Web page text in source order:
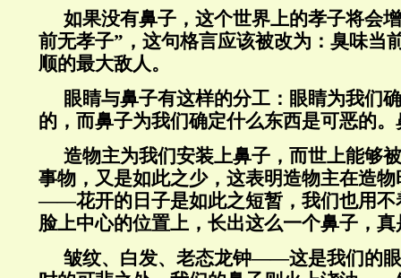
如果没有鼻子，这个世界上的孝子将会
前无孝子”，这句格言应该被改为：臭味当
顺的最大敌人。
眼睛与鼻子有这样的分工：眼睛为我们
的，而鼻子为我们确定什么东西是可恶的
造物主为我们安装上鼻子，而世上能够
事物，又是如此之少，这表明造物主在造
——花开的日子是如此之短暂，我们也用不
脸上中心的位置上，长出这么一个鼻子，
皱纹、白发、老态龙钟——这是我们的